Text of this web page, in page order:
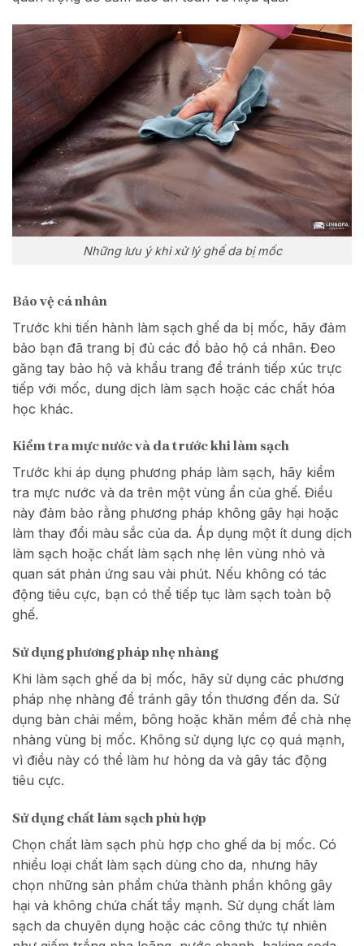
Những lưu ý khi xử lý ghế da bị mốc
Bảo vệ cá nhân
Trước khi tiến hành làm sạch ghế da bị mốc, hãy đảm
bảo bạn đã trang bị đủ các đồ bảo hộ cá nhân. Đeo
găng tay bảo hộ và khẩu trang để tránh tiếp xúc trực
tiếp với mốc, dung dịch làm sạch hoặc các chất hóa
học khác.
Kiểm tra mực nước và da trước khi làm sạch
Trước khi áp dụng phương pháp làm sạch, hãy kiểm
tra mực nước và da trên một vùng ẩn của ghế. Điều
này đảm bảo rằng phương pháp không gây hại hoặc
làm thay đổi màu sắc của da. Áp dụng một ít dung dịch
làm sạch hoặc chất làm sạch nhẹ lên vùng nhỏ và
quan sát phản ứng sau vài phút. Nếu không có tác
động tiêu cực, bạn có thể tiếp tục làm sạch toàn bộ
ghế.
Sử dụng phương pháp nhẹ nhàng
Khi làm sạch ghế da bị mốc, hãy sử dụng các phương
pháp nhẹ nhàng để tránh gây tổn thương đến da. Sử
dụng bàn chải mềm, bông hoặc khăn mềm để chà nhẹ
nhàng vùng bị mốc. Không sử dụng lực cọ quá mạnh,
vì điều này có thể làm hư hỏng da và gây tác động
tiêu cực.
Sử dụng chất làm sạch phù hợp
Chọn chất làm sạch phù hợp cho ghế da bị mốc. Có
nhiều loại chất làm sạch dùng cho da, nhưng hãy
chọn những sản phẩm chứa thành phần không gây
hại và không chứa chất tẩy mạnh. Sử dụng chất làm
sạch da chuyên dụng hoặc các công thức tự nhiên